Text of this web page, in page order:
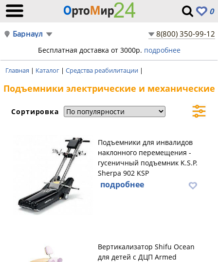
0
Барнаул 8(800) 350-99-12
Бесплатная доставка от 3000р. подробнее
Главная | Каталог | Средства реабилитации |
Подъемники электрические и механические
Сортировка
Подъемники для инвалидов
наклонного перемещения -
гусеничный подъемник K.S.P.
Sherpa 902 KSP
подробнее
Вертикализатор Shifu Ocean
для детей с ДЦП Armed